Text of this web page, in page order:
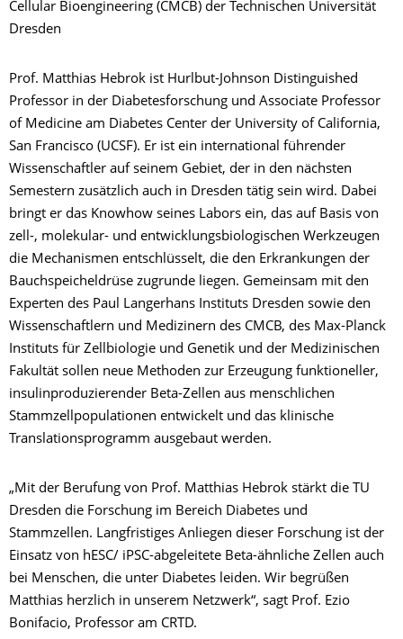
Cellular Bioengineering (CMCB) der Technischen Universität
Dresden
Prof. Matthias Hebrok ist Hurlbut-Johnson Distinguished
Professor in der Diabetesforschung und Associate Professor
of Medicine am Diabetes Center der University of California,
San Francisco (UCSF). Er ist ein international führender
Wissenschaftler auf seinem Gebiet, der in den nächsten
Semestern zusätzlich auch in Dresden tätig sein wird. Dabei
bringt er das Knowhow seines Labors ein, das auf Basis von
zell-, molekular- und entwicklungsbiologischen Werkzeugen
die Mechanismen entschlüsselt, die den Erkrankungen der
Bauchspeicheldrüse zugrunde liegen. Gemeinsam mit den
Experten des Paul Langerhans Instituts Dresden sowie den
Wissenschaftlern und Medizinern des CMCB, des Max-Planck
Instituts für Zellbiologie und Genetik und der Medizinischen
Fakultät sollen neue Methoden zur Erzeugung funktioneller,
insulinproduzierender Beta-Zellen aus menschlichen
Stammzellpopulationen entwickelt und das klinische
Translationsprogramm ausgebaut werden.
„Mit der Berufung von Prof. Matthias Hebrok stärkt die TU
Dresden die Forschung im Bereich Diabetes und
Stammzellen. Langfristiges Anliegen dieser Forschung ist der
Einsatz von hESC/ iPSC-abgeleitete Beta-ähnliche Zellen auch
bei Menschen, die unter Diabetes leiden. Wir begrüßen
Matthias herzlich in unserem Netzwerk“, sagt Prof. Ezio
Bonifacio, Professor am CRTD.